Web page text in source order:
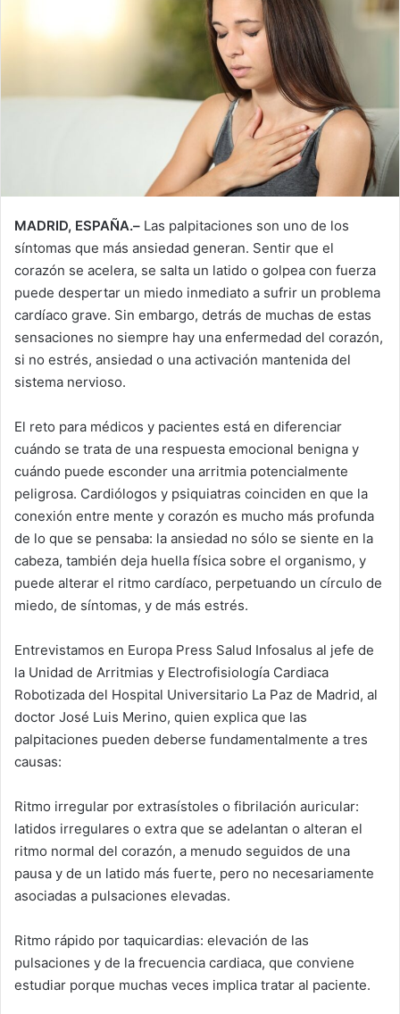
MADRID, ESPAÑA.– Las palpitaciones son uno de los
síntomas que más ansiedad generan. Sentir que el
corazón se acelera, se salta un latido o golpea con fuerza
puede despertar un miedo inmediato a sufrir un problema
cardíaco grave. Sin embargo, detrás de muchas de estas
sensaciones no siempre hay una enfermedad del corazón,
si no estrés, ansiedad o una activación mantenida del
sistema nervioso.
El reto para médicos y pacientes está en diferenciar
cuándo se trata de una respuesta emocional benigna y
cuándo puede esconder una arritmia potencialmente
peligrosa. Cardiólogos y psiquiatras coinciden en que la
conexión entre mente y corazón es mucho más profunda
de lo que se pensaba: la ansiedad no sólo se siente en la
cabeza, también deja huella física sobre el organismo, y
puede alterar el ritmo cardíaco, perpetuando un círculo de
miedo, de síntomas, y de más estrés.
Entrevistamos en Europa Press Salud Infosalus al jefe de
la Unidad de Arritmias y Electrofisiología Cardiaca
Robotizada del Hospital Universitario La Paz de Madrid, al
doctor José Luis Merino, quien explica que las
palpitaciones pueden deberse fundamentalmente a tres
causas:
Ritmo irregular por extrasístoles o fibrilación auricular:
latidos irregulares o extra que se adelantan o alteran el
ritmo normal del corazón, a menudo seguidos de una
pausa y de un latido más fuerte, pero no necesariamente
asociadas a pulsaciones elevadas.
Ritmo rápido por taquicardias: elevación de las
pulsaciones y de la frecuencia cardiaca, que conviene
estudiar porque muchas veces implica tratar al paciente.